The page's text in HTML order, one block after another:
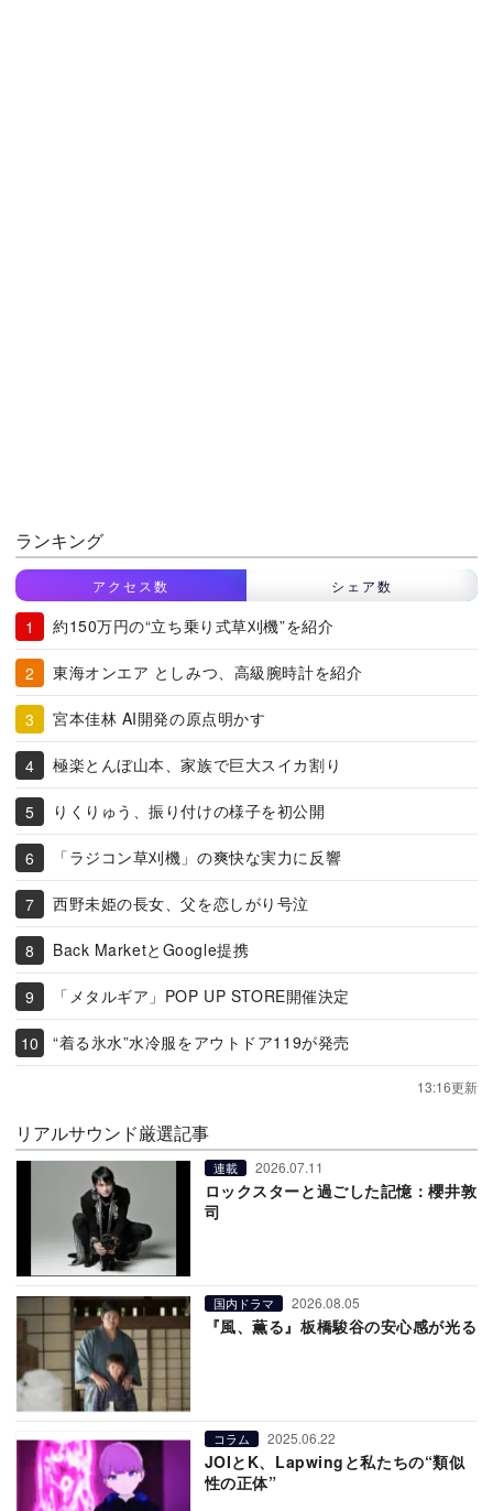
ランキング
アクセス数 シェア数
約150万円の“立ち乗り式草刈機”を紹介
東海オンエア としみつ、高級腕時計を紹介
宮本佳林 AI開発の原点明かす
極楽とんぼ山本、家族で巨大スイカ割り
りくりゅう、振り付けの様子を初公開
「ラジコン草刈機」の爽快な実力に反響
西野未姫の長女、父を恋しがり号泣
Back MarketとGoogle提携
「メタルギア」POP UP STORE開催決定
“着る氷水”水冷服をアウトドア119が発売
13:16更新
リアルサウンド厳選記事
連載 2026.07.11
ロックスターと過ごした記憶：櫻井敦
司
国内ドラマ 2026.08.05
『風、薫る』板橋駿谷の安心感が光る
コラム 2025.06.22
JOIとK、Lapwingと私たちの“類似
性の正体”